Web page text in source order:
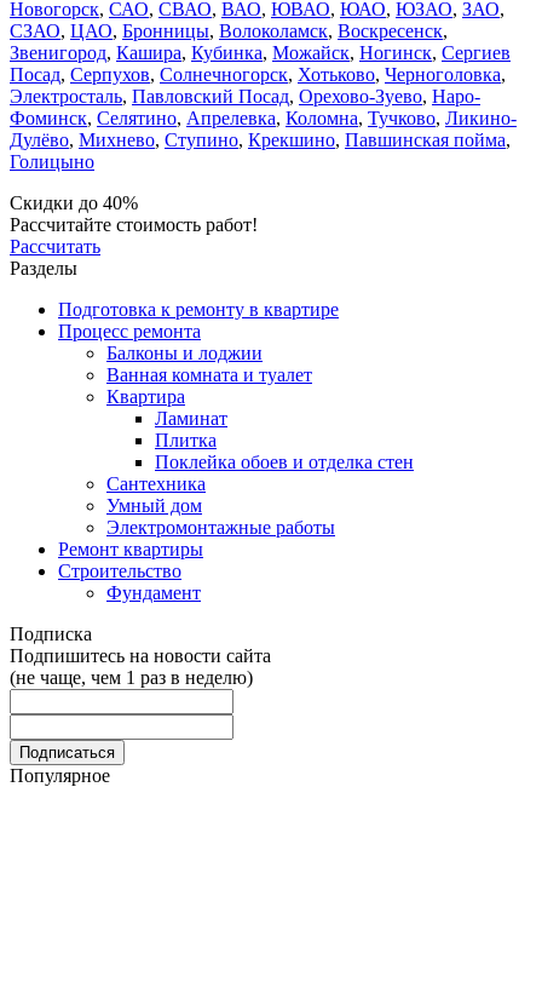
Новогорск, САО, СВАО, ВАО, ЮВАО, ЮАО, ЮЗАО, ЗАО,
СЗАО, ЦАО, Бронницы, Волоколамск, Воскресенск,
Звенигород, Кашира, Кубинка, Можайск, Ногинск, Сергиев
Посад, Серпухов, Солнечногорск, Хотьково, Черноголовка,
Электросталь, Павловский Посад, Орехово-Зуево, Наро-
Фоминск, Селятино, Апрелевка, Коломна, Тучково, Ликино-
Дулёво, Михнево, Ступино, Крекшино, Павшинская пойма,
Голицыно
Скидки до 40%
Рассчитайте стоимость работ!
Рассчитать
Разделы
Подготовка к ремонту в квартире
Процесс ремонта
Балконы и лоджии
Ванная комната и туалет
Квартира
Ламинат
Плитка
Поклейка обоев и отделка стен
Сантехника
Умный дом
Электромонтажные работы
Ремонт квартиры
Строительство
Фундамент
Подписка
Подпишитесь на новости сайта
(не чаще, чем 1 раз в неделю)
Популярное